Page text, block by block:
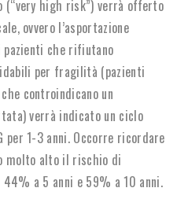
high risk”) verrà offerto
ovvero l’asportazione
pazienti che rifiutano
per fragilità (pazienti
controindicano un
verrà indicato un ciclo
per 1-3 anni. Occorre ricordare
molto alto il rischio di
a 5 anni e 59% a 10 anni.